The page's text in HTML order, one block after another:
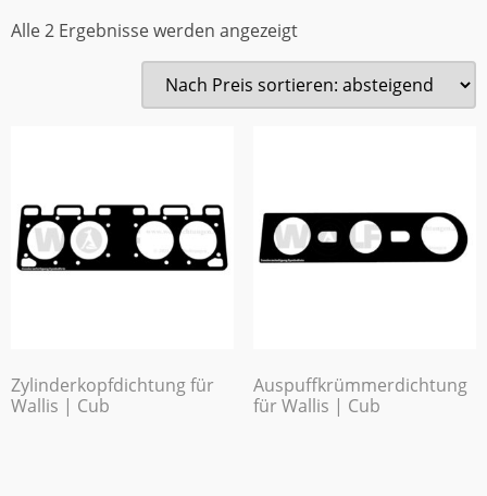
Alle 2 Ergebnisse werden angezeigt
Zylinderkopfdichtung für
Wallis | Cub
Auspuffkrümmerdichtung
für Wallis | Cub